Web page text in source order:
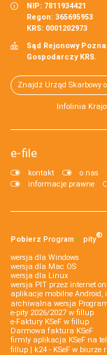
NIP: 7811934421
Regon: 365695953
KRS: 0001202973
Sąd Rejonowy
Gospodarczy KRS.
Znajdź Urząd Skarbowy
Infolinia
e-file
kontakt o nas
informacje prawne
Pobierz Program e‑pity®
wersja dla Windows
wersja dla Mac OS
wersja dla Linux
wersja PIT przez internet
aplikacje mobilne Android,
archiwalna wersja
e-pity 2026/2027 w fillup
e‑Faktury KSeF w fillup
Darmowa faktura KSeF
firmly aplikacja KSeF na
fillup | k24 - KSeF w biurze